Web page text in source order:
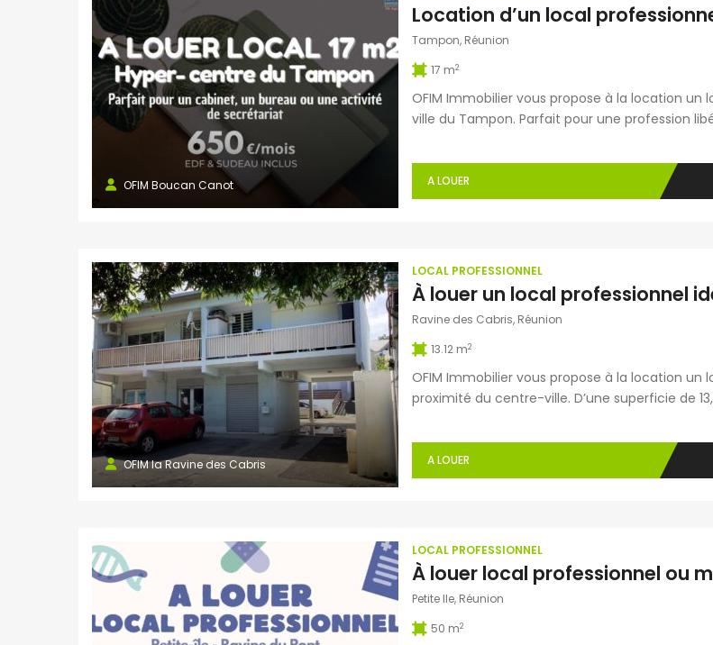
OFIM Boucan Canot
Tampon, Réunion
17 m2
OFIM Immobilier vous propose à la location
ville du Tampon. Parfait pour une profession
commerciales). Ce local bénéficie d’un bail
A LOUER
OFIM la Ravine des Cabris
LOCAL PROFESSIONNEL
Ravine des Cabris, Réunion
13.12 m2
OFIM Immobilier vous propose à la location un
proximité du centre-ville. D’une superficie de
l’accueil de la clientèle […]
A LOUER
LOCAL PROFESSIONNEL
Petite Ile, Réunion
50 m2